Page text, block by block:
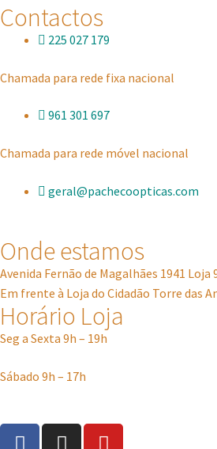
Contactos
225 027 179
Chamada para rede fixa nacional
961 301 697
Chamada para rede móvel nacional
geral@pachecoopticas.com
Onde estamos
Avenida Fernão de Magalhães 1941 Loja
Em frente à Loja do Cidadão Torre das
Horário Loja
Seg a Sexta 9h – 19h
Sábado 9h – 17h